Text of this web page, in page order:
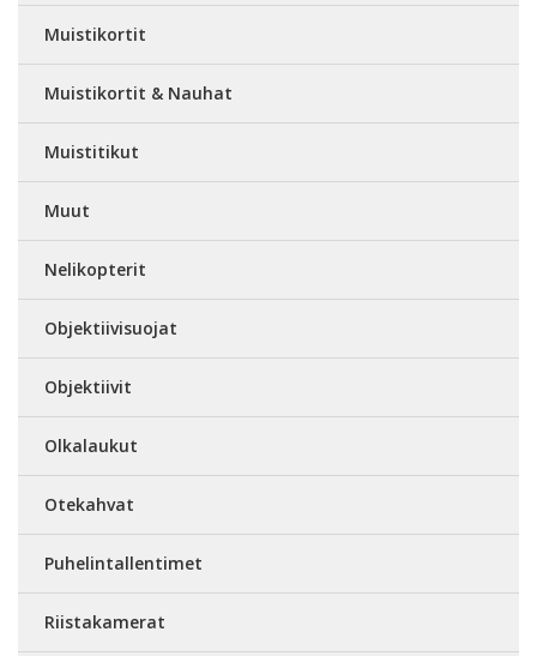
Muistikortit
Muistikortit & Nauhat
Muistitikut
Muut
Nelikopterit
Objektiivisuojat
Objektiivit
Olkalaukut
Otekahvat
Puhelintallentimet
Riistakamerat